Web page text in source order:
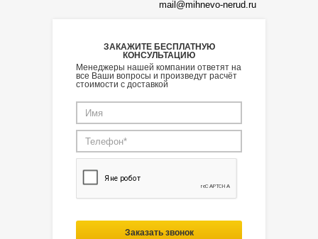
mail@mihnevo-nerud.ru
ЗАКАЖИТЕ БЕСПЛАТНУЮ
КОНСУЛЬТАЦИЮ
Менеджеры нашей компании ответят на
все Ваши вопросы и произведут расчёт
стоимости с доставкой
Заказать звонок